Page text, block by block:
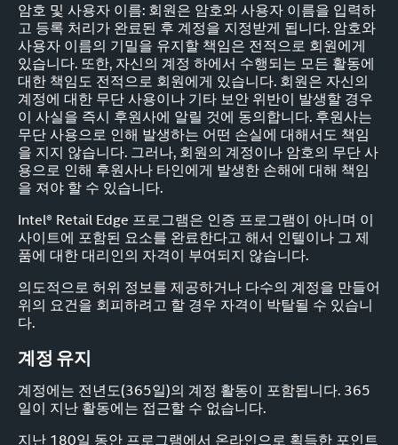
암호 및 사용자 이름: 회원은 암호와 사용자 이름을 입력하
고 등록 처리가 완료된 후 계정을 지정받게 됩니다. 암호와
사용자 이름의 기밀을 유지할 책임은 전적으로 회원에게
있습니다. 또한, 자신의 계정 하에서 수행되는 모든 활동에
대한 책임도 전적으로 회원에게 있습니다. 회원은 자신의
계정에 대한 무단 사용이나 기타 보안 위반이 발생할 경우
이 사실을 즉시 후원사에 알릴 것에 동의합니다. 후원사는
무단 사용으로 인해 발생하는 어떤 손실에 대해서도 책임
을 지지 않습니다. 그러나, 회원의 계정이나 암호의 무단 사
용으로 인해 후원사나 타인에게 발생한 손해에 대해 책임
을 져야 할 수 있습니다.
Intel® Retail Edge 프로그램은 인증 프로그램이 아니며 이
사이트에 포함된 요소를 완료한다고 해서 인텔이나 그 제
품에 대한 대리인의 자격이 부여되지 않습니다.
의도적으로 허위 정보를 제공하거나 다수의 계정을 만들어
위의 요건을 회피하려고 할 경우 자격이 박탈될 수 있습니
다.
계정 유지
계정에는 전년도(365일)의 계정 활동이 포함됩니다. 365
일이 지난 활동에는 접근할 수 없습니다.
지난 180일 동안 프로그램에서 온라인으로 획득한 포인트